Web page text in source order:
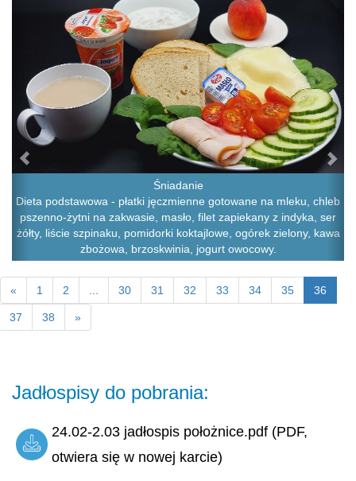
Śniadanie
Dieta podstawowa - płatki jęczmienne gotowane na mleku, chleb
pszenno-żytni na zakwasie, masło, filet zapiekany z indyka, ser
żółty, liście szpinaku, pomidorki koktajlowe, ogórek zielony, kawa
zbożowa, brzoskwinia, jogurt owocowy.
« 1 2 30 31 32 33 34 35 36
37 38 »
Jadłospisy do pobrania:
24.02-2.03 jadłospis położnice.pdf (PDF,
otwiera się w nowej karcie)